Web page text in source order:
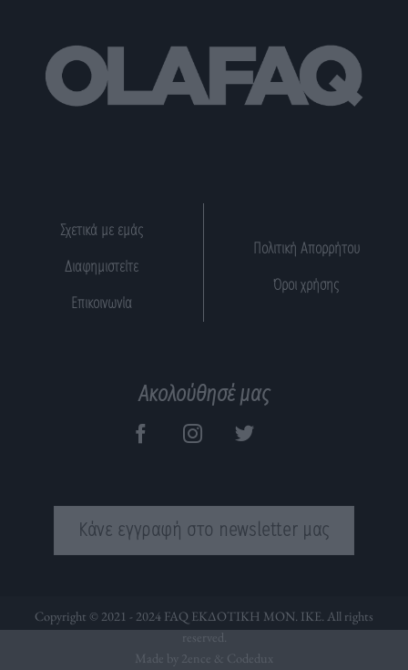
Σχετικά με εμάς
Διαφημιστείτε
Επικοινωνία
Πολιτική Απορρήτου
Όροι χρήσης
Ακολούθησέ μας
Κάνε εγγραφή στο newsletter μας
Copyright © 2021 - 2024 FAQ ΕΚΔΟΤΙΚΗ ΜΟΝ. ΙΚΕ. All rights
reserved.
Made by 2ence & Codedux